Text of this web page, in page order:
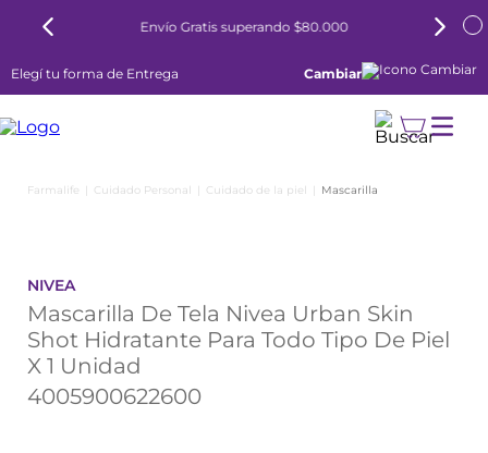
Envío Gratis superando $80.000
Elegí tu forma de Entrega Cambiar
Cuidado Personal Cuidado de la piel Mascarilla
NIVEA
Mascarilla De Tela Nivea Urban Skin
Shot Hidratante Para Todo Tipo De Piel
X 1 Unidad
4005900622600